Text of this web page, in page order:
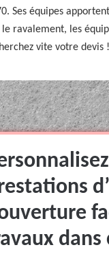
Ses équipes
les
vite votre devis !
dans